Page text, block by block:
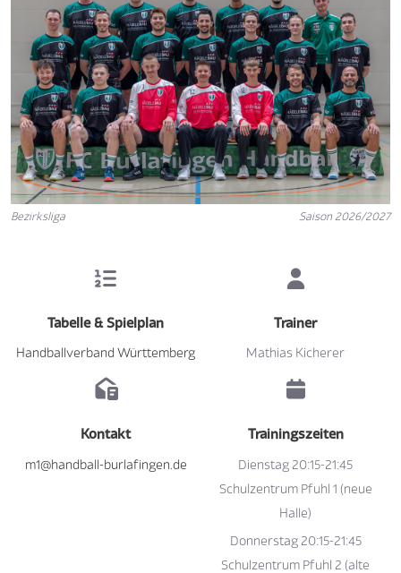
Bezirksliga Saison 2026/2027
Tabelle & Spielplan
Handballverband Württemberg
Trainer
Mathias Kicherer
Kontakt
m1@handball-burlafingen.de
Trainingszeiten
Dienstag 20:15-21:45
Schulzentrum Pfuhl 1 (neue
Halle)
Donnerstag 20:15-21:45
Schulzentrum Pfuhl 2 (alte